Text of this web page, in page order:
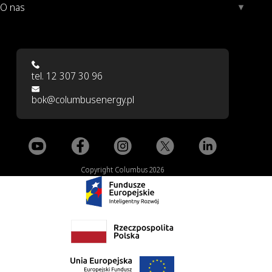
O nas
tel. 12 307 30 96
bok@columbusenergy.pl
Copyright Columbus 2026